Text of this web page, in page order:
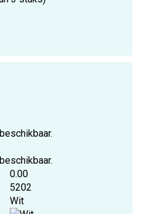
0.00
5202
Wit